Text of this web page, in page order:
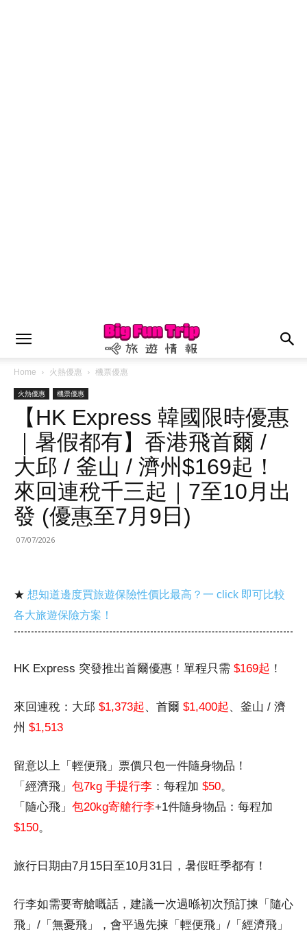
Home 火熱優惠 機票優惠
火熱優惠 機票優惠
【HK Express 韓國限時優惠
｜暑假都有】香港飛首爾 /
大邱 / 釜山 / 濟州$169起！
來回連稅千三起｜7至10月出
發 (優惠至7月9日)
07/07/2026
★ 想知道邊度買旅遊保險性價比最高？一 click 即可比較
各大旅遊保險方案！
HK Express 突發推出首爾優惠！單程只需 $169起 ！
來回連稅：大邱 $1,373起、首爾 $1,400起、釜山 / 濟
州 $1,513
留意以上「輕便飛」票價只包一件隨身物品！
「經濟飛」 包7kg 手提行李 ：每程加 $50。
「隨心飛」 包20kg寄艙行李+1件隨身物品：每程加
$150。
旅行日期由7月15日至10月31日，暑假旺季都有！
行李如需要寄艙嘅話，建議一次過喺初次預訂揀「隨心
飛」/「無憂飛」，會平過先揀「輕便飛」/「經濟飛」